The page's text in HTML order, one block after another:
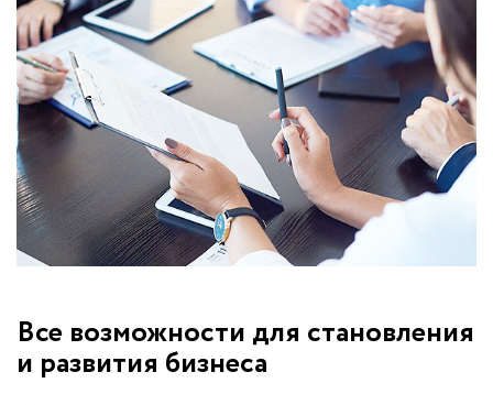
Все возможности для становления
и развития бизнеса